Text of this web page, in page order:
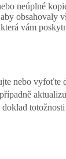
neúplné
vám
nebo vyfoťte